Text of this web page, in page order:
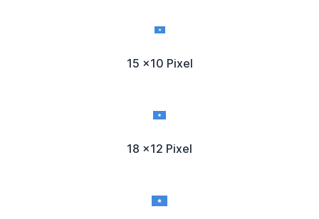
15 x10 Pixel
18 x12 Pixel